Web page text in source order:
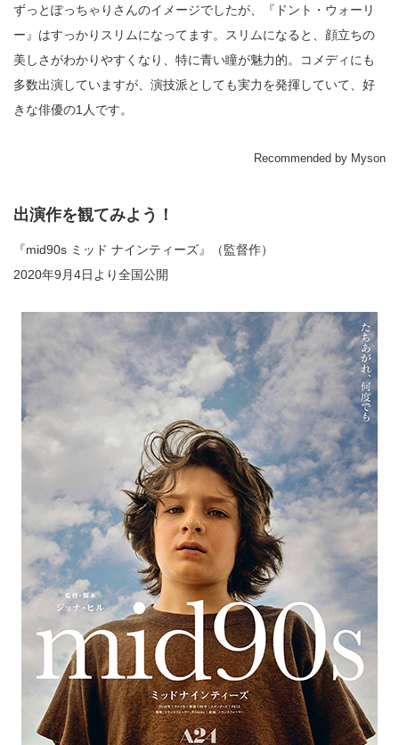
ずっとぽっちゃりさんのイメージでしたが、『ドント・ウォーリ
ー』はすっかりスリムになってます。スリムになると、顔立ちの
美しさがわかりやすくなり、特に青い瞳が魅力的。コメディにも
多数出演していますが、演技派としても実力を発揮していて、好
きな俳優の1人です。
Recommended by Myson
出演作を観てみよう！
『mid90s ミッド ナインティーズ』（監督作）
2020年9月4日より全国公開